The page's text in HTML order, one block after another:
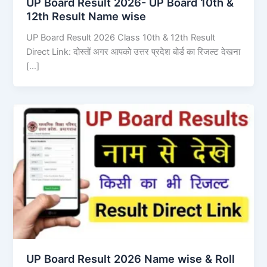
12th Result Name wise
UP Board Result 2026 Class 10th & 12th Result
Direct Link: दोस्तों अगर आपको उत्तर प्रदेश बोर्ड का रिजल्ट देखना
[…]
UP Board Result 2026 Name wise & Roll